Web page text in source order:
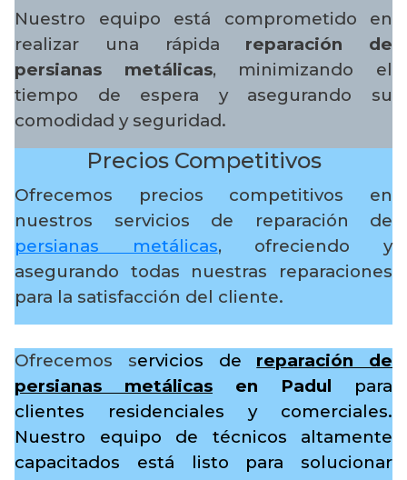
Nuestro equipo está comprometido en
realizar una rápida reparación de
persianas metálicas, minimizando el
tiempo de espera y asegurando su
comodidad y seguridad.
Precios Competitivos
Ofrecemos precios competitivos en
nuestros servicios de reparación de
persianas metálicas, ofreciendo y
asegurando todas nuestras reparaciones
para la satisfacción del cliente.
Ofrecemos servicios de reparación de
persianas metálicas en Padul para
clientes residenciales y comerciales.
Nuestro equipo de técnicos altamente
capacitados está listo para solucionar